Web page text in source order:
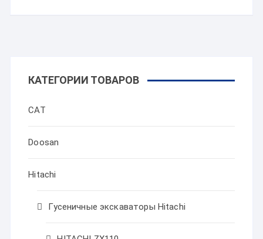
КАТЕГОРИИ ТОВАРОВ
CAT
Doosan
Hitachi
Гусеничные экскаваторы Hitachi